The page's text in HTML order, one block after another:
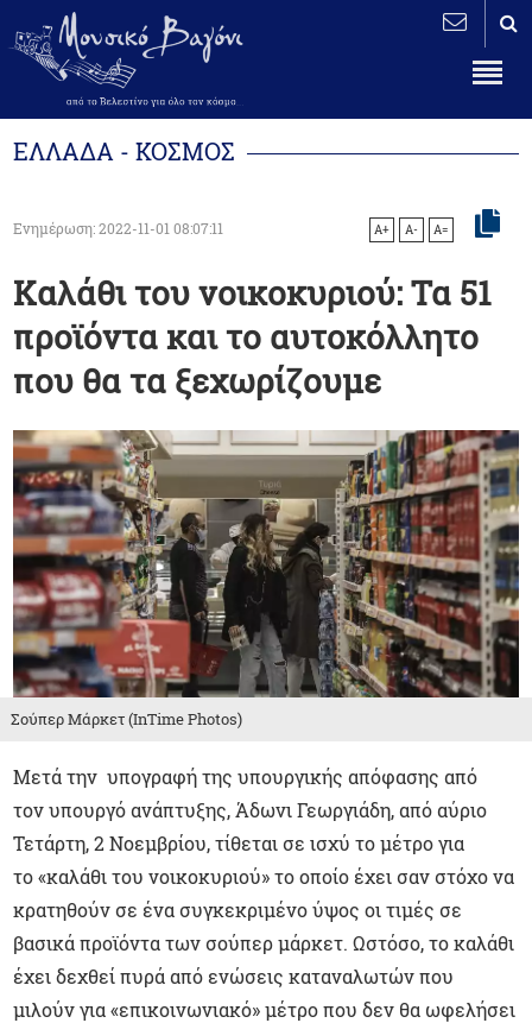
ΕΛΛΑΔΑ - ΚΟΣΜΟΣ
Ενημέρωση: 2022-11-01 08:07:11 A+ A- A=
Καλάθι του νοικοκυριού: Τα 51
προϊόντα και το αυτοκόλλητο
που θα τα ξεχωρίζουμε
Σούπερ Μάρκετ (InTime Photos)
Μετά την υπογραφή της υπουργικής απόφασης από
τον υπουργό ανάπτυξης, Άδωνι Γεωργιάδη, από αύριο
Τετάρτη, 2 Νοεμβρίου, τίθεται σε ισχύ το μέτρο για
το «καλάθι του νοικοκυριού» το οποίο έχει σαν στόχο να
κρατηθούν σε ένα συγκεκριμένο ύψος οι τιμές σε
βασικά προϊόντα των σούπερ μάρκετ. Ωστόσο, το καλάθι
έχει δεχθεί πυρά από ενώσεις καταναλωτών που
μιλούν για «επικοινωνιακό» μέτρο που δεν θα ωφελήσει